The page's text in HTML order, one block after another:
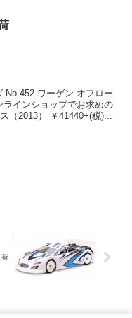
ワーゲン オフロー
インショップでお求めの
（2013） ￥41440+(税)...
荷